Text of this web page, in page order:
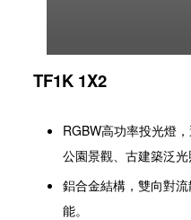
TF1K 1X2
RGBW高功率投光燈
公園景觀、古建築泛光
鋁合金結構，雙向對
能。